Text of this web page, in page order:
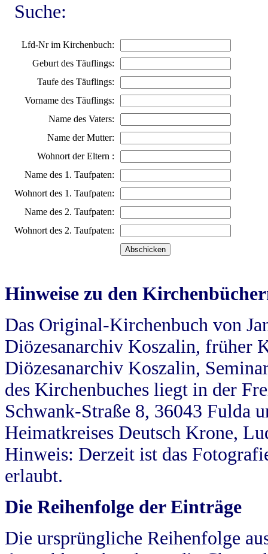
Suche:
Lfd-Nr im Kirchenbuch:
Geburt des Täuflings:
Taufe des Täuflings:
Vorname des Täuflings:
Name des Vaters:
Name der Mutter:
Wohnort der Eltern :
Name des 1. Taufpaten:
Wohnort des 1. Taufpaten:
Name des 2. Taufpaten:
Wohnort des 2. Taufpaten:
Hinweise zu den
Das Original-Kirchenbuch von
Diözesanarchiv Koszalin, früher
Diözesanarchiv Koszalin,
des Kirchenbuches liegt in der
Schwank-Straße 8, 36043 Fulda
Heimatkreises Deutsch Krone,
Hinweis: Derzeit ist das
erlaubt.
Die Reihenfolge der Einträge
Die ursprüngliche Reihenfolge